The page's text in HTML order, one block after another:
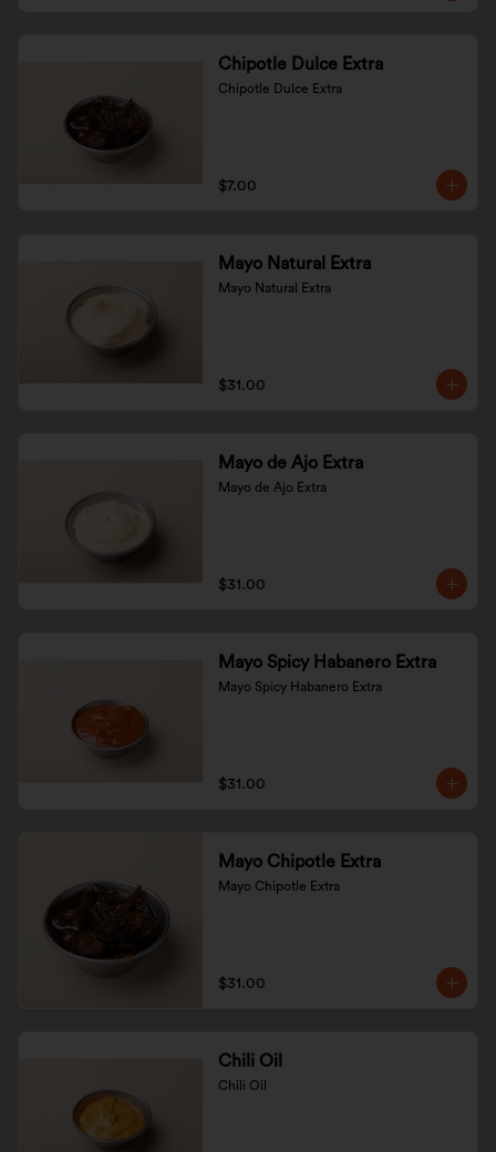
Chipotle Dulce Extra
Chipotle Dulce Extra
$7.00
Mayo Natural Extra
Mayo Natural Extra
$31.00
Mayo de Ajo Extra
Mayo de Ajo Extra
$31.00
Mayo Spicy Habanero Extra
Mayo Spicy Habanero Extra
$31.00
Mayo Chipotle Extra
Mayo Chipotle Extra
$31.00
Chili Oil
Chili Oil